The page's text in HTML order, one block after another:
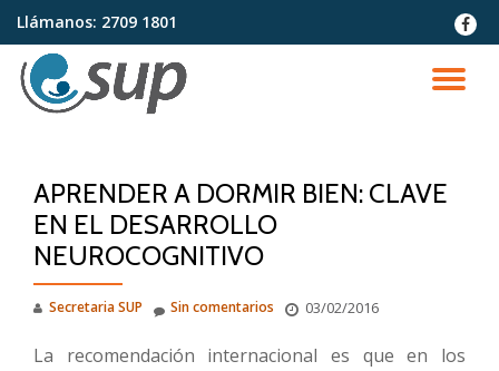
Saltar
contenido
Llámanos: 2709 1801
fa-
APRENDER A DORMIR BIEN: CLAVE
EN EL DESARROLLO
NEUROCOGNITIVO
Secretaria SUP 03/02/2016
Sin comentarios
La recomendación internacional es que en los